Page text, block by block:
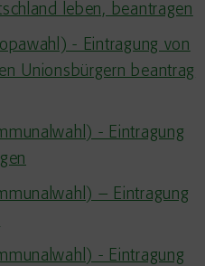
leben, beantragen
- Eintragung von
Unionsbürgern beantrag
- Eintragung
– Eintragung
- Eintragung